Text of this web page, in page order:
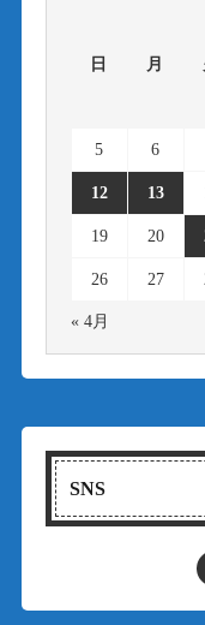
日 月
5 6
12 13
19 20
26 27
« 4月
SNS